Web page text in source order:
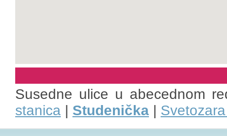
Susedne ulice u abecednom
stanica | Studenička |